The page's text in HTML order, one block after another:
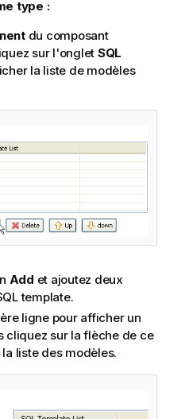
type :
du composant
sur l'onglet SQL
la liste de modèles
Add et ajoutez deux
template.
ligne pour afficher un
cliquez sur la flèche de ce
liste des modèles.